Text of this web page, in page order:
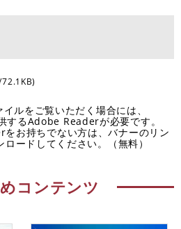
72.1KB)
ルをご覧いただく場合には、
するAdobe Readerが必要です。
お持ちでない方は、バナーのリン
ロードしてください。（無料）
コンテンツ